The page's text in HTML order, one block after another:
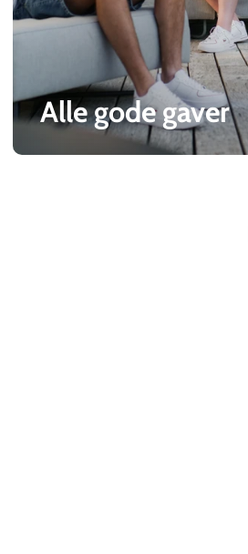
c
o
l
Alle gode gaver